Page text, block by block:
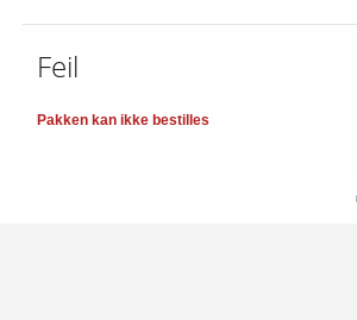
Feil
Pakken kan ikke bestilles